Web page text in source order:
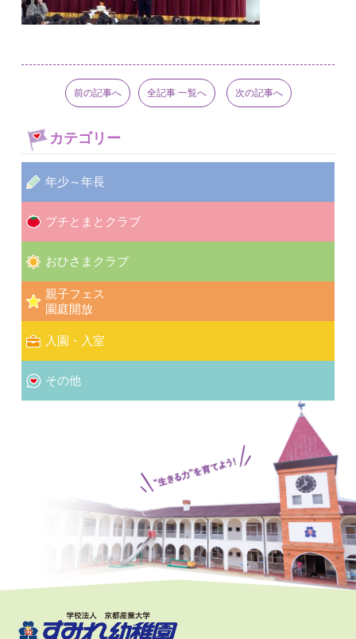
前の記事へ 全記事 一覧へ 次の記事へ
カテゴリー
年少～年長
プチとまとクラブ
おひさまクラブ
親子フェス
園庭開放
入園・入室
その他